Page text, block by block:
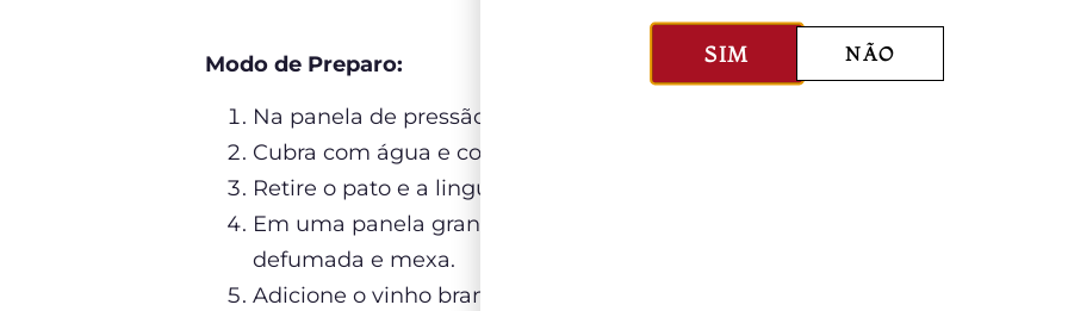
Modo de Preparo:
Na panela de pressão, coloque o pato, a linguiça, os legumes e temperos
Cubra com água e cozinhe por 40 minutos após pegar pressão.
Retire o pato e a linguiça, coe o caldo e reserve. Desfie o pato e corte a
Em uma panela grande, aqueça azeite e refogue o arroz até ficar
defumada e mexa.
Adicione o vinho branco e, em seguida, o caldo quente do pato
SIM NÃO